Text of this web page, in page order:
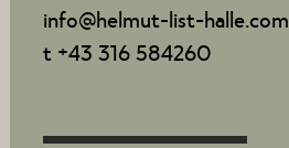
info@helmut-list-halle.com
t +43 316 584260